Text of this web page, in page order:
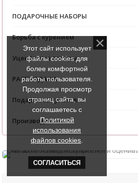
ПОДАРОЧНЫЕ НАБОРЫ
Борьба с курением
Уценённые товары
РАСПРОДАЖА
Подарочная упаковка
Производители
Этот сайт использует
файлы cookies для
более комфортной
работы пользователя.
Продолжая просмотр
страниц сайта, вы
соглашаетесь с
Политикой
использования
файлов cookies
СОГЛАСИТЬСЯ